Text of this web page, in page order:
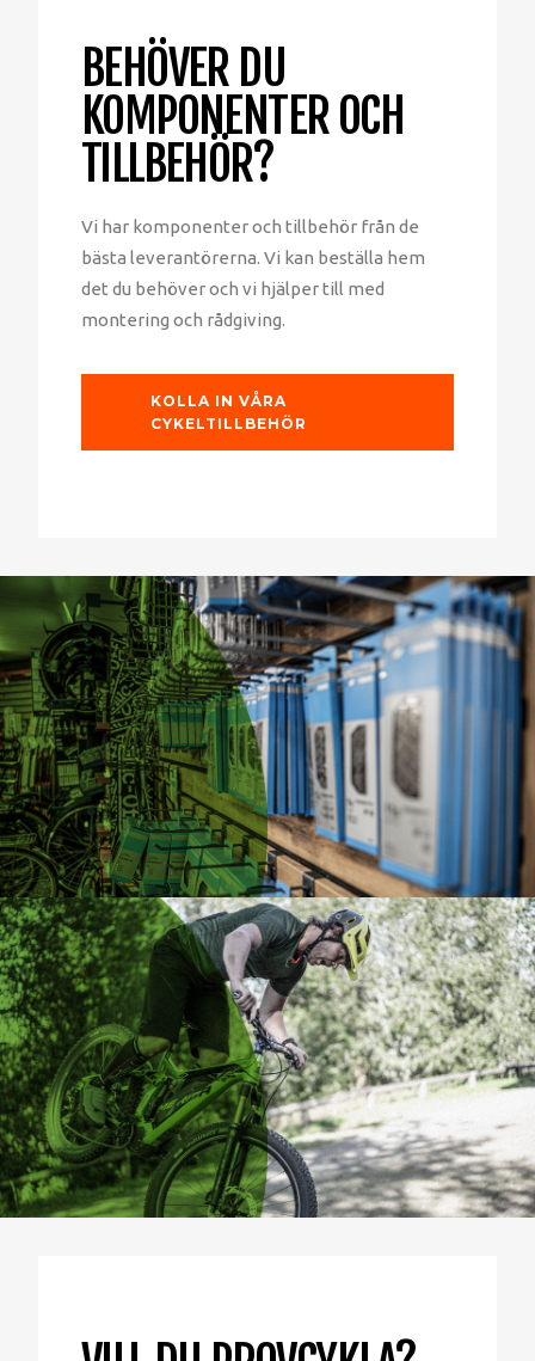
BEHÖVER DU
KOMPONENTER OCH
TILLBEHÖR?
Vi har komponenter och tillbehör från de
bästa leverantörerna. Vi kan beställa hem
det du behöver och vi hjälper till med
montering och rådgiving.
KOLLA IN VÅRA
CYKELTILLBEHÖR